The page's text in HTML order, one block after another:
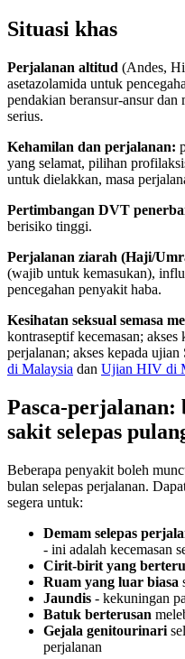
Situasi khas
Perjalanan altitud (Andes,
asetazolamida untuk
pendakian beransur-ansur
serius.
Kehamilan dan perjalanan:
yang selamat, pilihan
untuk dielakkan, masa
Pertimbangan DVT
berisiko tinggi.
Perjalanan ziarah (Haji/
(wajib untuk kemasukan),
pencegahan penyakit haba.
Kesihatan seksual semasa
kontraseptif kecemasan; akses
perjalanan; akses kepada
di Malaysia dan Ujian HIV di
Pasca-perjalanan:
sakit selepas
Beberapa penyakit boleh
bulan selepas perjalanan.
segera untuk:
Demam selepas
- ini adalah kecemasan
Cirit-birit yang
Ruam yang luar biasa
Jaundis - kekuningan
Batuk berterusan
Gejala genitourinari
perjalanan